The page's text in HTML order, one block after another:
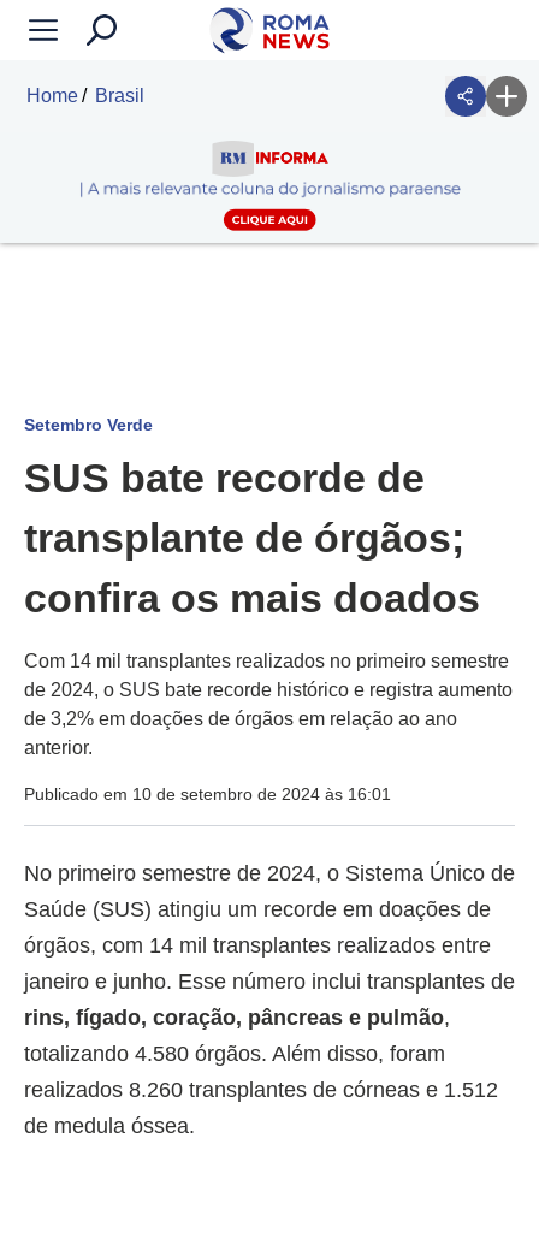
Home Brasil
Setembro Verde
SUS bate recorde de
transplante de órgãos;
confira os mais doados
Com 14 mil transplantes realizados no primeiro semestre
de 2024, o SUS bate recorde histórico e registra aumento
de 3,2% em doações de órgãos em relação ao ano
anterior.
Publicado em 10 de setembro de 2024 às 16:01
No primeiro semestre de 2024, o Sistema Único de
Saúde (SUS) atingiu um recorde em doações de
órgãos, com 14 mil transplantes realizados entre
janeiro e junho. Esse número inclui transplantes de
rins, fígado, coração, pâncreas e pulmão,
totalizando 4.580 órgãos. Além disso, foram
realizados 8.260 transplantes de córneas e 1.512
de medula óssea.